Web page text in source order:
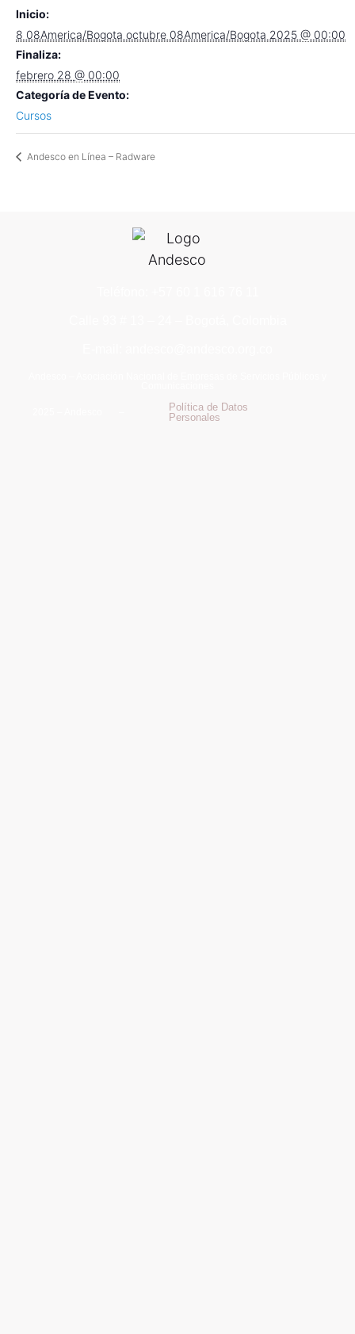
Inicio:
8 08America/Bogota octubre 08America/Bogota 2025 @ 00:00
Finaliza:
febrero 28 @ 00:00
Categoría de Evento:
Cursos
Andesco en Línea – Radware
Política de Datos
Personales